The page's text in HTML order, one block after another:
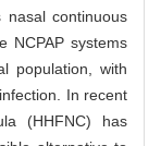
continuous
NCPAP systems
population, with
In recent
(HHFNC) has